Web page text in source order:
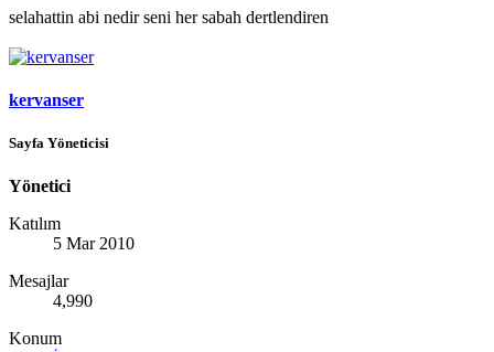
selahattin abi nedir seni her sabah dertlendiren
kervanser
Sayfa Yöneticisi
Yönetici
Katılım
5 Mar 2010
Mesajlar
4,990
Konum